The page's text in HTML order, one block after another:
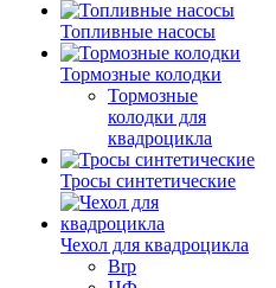
Топливные насосы
Тормозные колодки
Тормозные
колодки для
квадроцикла
Тросы синтетические
Чехол для квадроцикла
Brp